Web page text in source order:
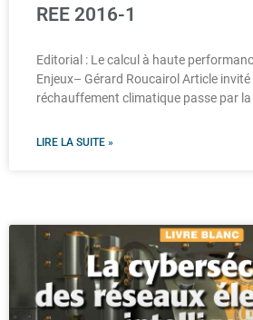
REE 2016-1
Editorial : Le calcul à haute
Enjeux– Gérard Roucairol Article
réchauffement climatique passe par la
LIRE LA SUITE »